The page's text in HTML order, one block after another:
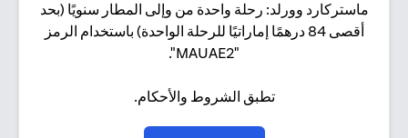
ماستركارد وورلد: رحلة واحدة من وإلى المطار سنويًا (بحد
أقصى 84 درهمًا إماراتيًا للرحلة الواحدة) باستخدام الرمز
"MAUAE2".
تطبق الشروط والأحكام.